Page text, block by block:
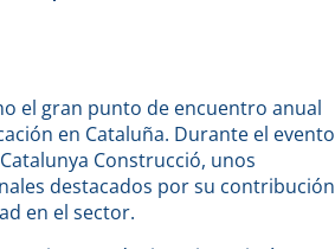
el gran punto de encuentro anual
en Cataluña. Durante el evento
Construcció, unos
destacados por su contribución
en el sector.